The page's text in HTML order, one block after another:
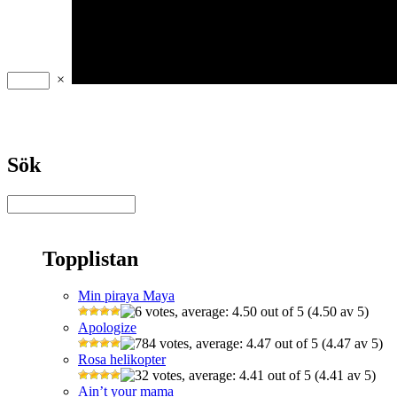
×
Sök
Topplistan
Min piraya Maya
(4.50 av 5)
Apologize
(4.47 av 5)
Rosa helikopter
(4.41 av 5)
Ain’t your mama